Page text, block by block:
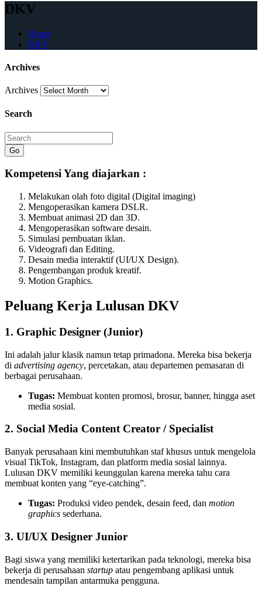
DKV
Home
DKV
Archives
Archives
Search
Go
Kompetensi Yang diajarkan :
Melakukan olah foto digital (Digital imaging)
Mengoperasikan kamera DSLR.
Membuat animasi 2D dan 3D.
Mengoperasikan software desain.
Simulasi pembuatan iklan.
Videografi dan Editing.
Desain media interaktif (UI/UX Design).
Pengembangan produk kreatif.
Motion Graphics.
Peluang Kerja Lulusan DKV
1. Graphic Designer (Junior)
Ini adalah jalur klasik namun tetap primadona. Mereka bisa bekerja
di advertising agency, percetakan, atau departemen pemasaran di
berbagai perusahaan.
Tugas: Membuat konten promosi, brosur, banner, hingga aset
media sosial.
2. Social Media Content Creator / Specialist
Banyak perusahaan kini membutuhkan staf khusus untuk mengelola
visual TikTok, Instagram, dan platform media sosial lainnya.
Lulusan DKV memiliki keunggulan karena mereka tahu cara
membuat konten yang “eye-catching”.
Tugas: Produksi video pendek, desain feed, dan motion
graphics sederhana.
3. UI/UX Designer Junior
Bagi siswa yang memiliki ketertarikan pada teknologi, mereka bisa
bekerja di perusahaan startup atau pengembang aplikasi untuk
mendesain tampilan antarmuka pengguna.